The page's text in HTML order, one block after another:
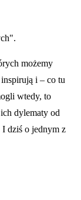
możemy
i – co tu
wtedy, to
dylematy od
dziś o jednym z